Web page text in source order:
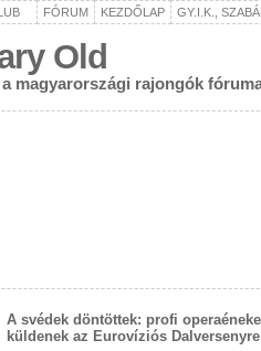
FÓRUM KEZDŐLAP GY.I.K.,
Old
magyarországi rajongók
A svédek döntöttek: profi
küldenek az Eurovíziós Dalversenyre